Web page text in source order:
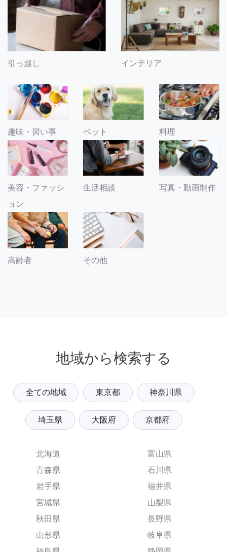
引っ越し インテリア
趣味・習い事 ペット 料理
美容・ファッシ
ョン
生活相談 写真・動画制作
高齢者 その他
地域から検索する
全ての地域 東京都 神奈川県
埼玉県 大阪府 京都府
北海道
青森県
岩手県
宮城県
秋田県
山形県
富山県
石川県
福井県
山梨県
長野県
岐阜県